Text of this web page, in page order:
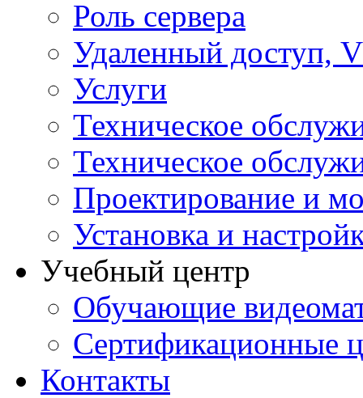
Роль сервера
Удаленный доступ,
Услуги
Техническое
Техническое
Проектирование и
Установка и
Учебный центр
Обучающие
Сертификационные
Контакты